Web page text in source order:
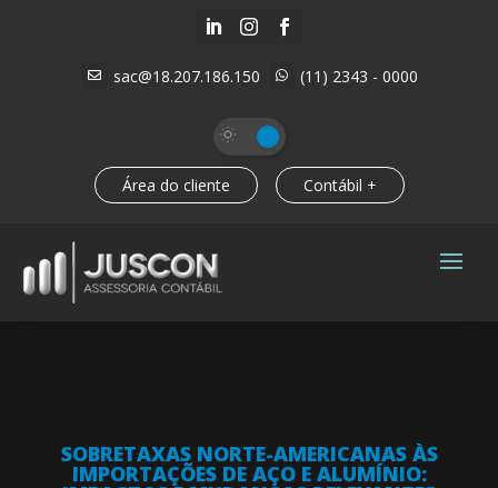
  
 sac@18.207.186.150  (11) 2343 - 0000
Área do cliente Contábil +
SOBRETAXAS NORTE-AMERICANAS ÀS
IMPORTAÇÕES DE AÇO E ALUMÍNIO: